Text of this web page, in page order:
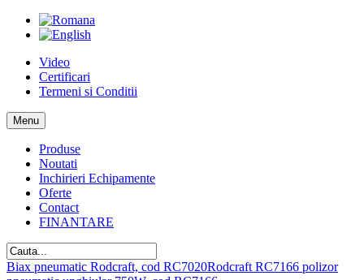
Video
Certificari
Termeni si Conditii
Menu
Produse
Noutati
Inchirieri Echipamente
Oferte
Contact
FINANTARE
Biax pneumatic Rodcraft, cod RC7020Rodcraft RC7166 polizor